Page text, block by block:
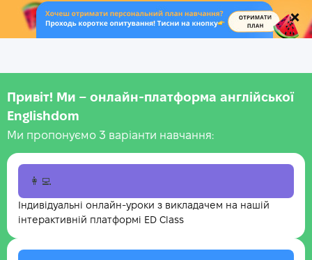
.
Привіт! Ми – онлайн-платформа англійської
Englishdom
Ми пропонуємо 3 варіанти навчання:
👩‍💻
Індивідуальні онлайн-уроки з викладачем на нашій
інтерактивній платформі ED Class